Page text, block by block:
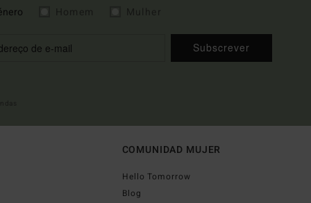
Subscrever
COMUNIDAD MUJER
Hello Tomorrow
Blog